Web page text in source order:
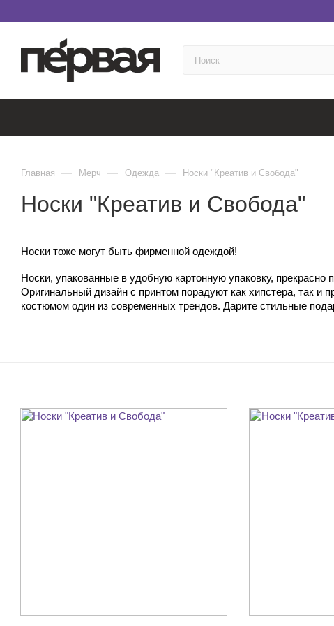
Главная — Мерч — Одежда — Носки "Креатив и Свобода"
Носки "Креатив и Свобода"
Носки тоже могут быть фирменной одеждой!
Носки, упакованные в удобную картонную упаковку, прекрасно
Оригинальный дизайн с принтом порадуют как хипстера, так и
костюмом один из современных трендов. Дарите стильные